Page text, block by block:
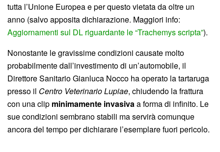
tutta l’Unione Europea e per questo vietata da oltre un
anno (salvo apposita dichiarazione. Maggiori info:
Aggiornamenti sul DL riguardante le “Trachemys scripta”).
Nonostante le gravissime condizioni causate molto
probabilmente dall’investimento di un’automobile, il
Direttore Sanitario Gianluca Nocco ha operato la tartaruga
presso il Centro Veterinario Lupiae, chiudendo la frattura
con una clip minimamente invasivaa forma di infinito. Le
sue condizioni sembrano stabili ma servirà comunque
ancora del tempo per dichiarare l’esemplare fuori pericolo.